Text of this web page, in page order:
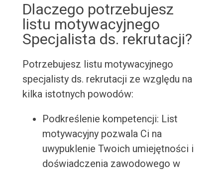
Dlaczego potrzebujesz
listu motywacyjnego
Specjalista ds. rekrutacji?
Potrzebujesz listu motywacyjnego
specjalisty ds. rekrutacji ze względu na
kilka istotnych powodów:
Podkreślenie kompetencji: List
motywacyjny pozwala Ci na
uwypuklenie Twoich umiejętności i
doświadczenia zawodowego w